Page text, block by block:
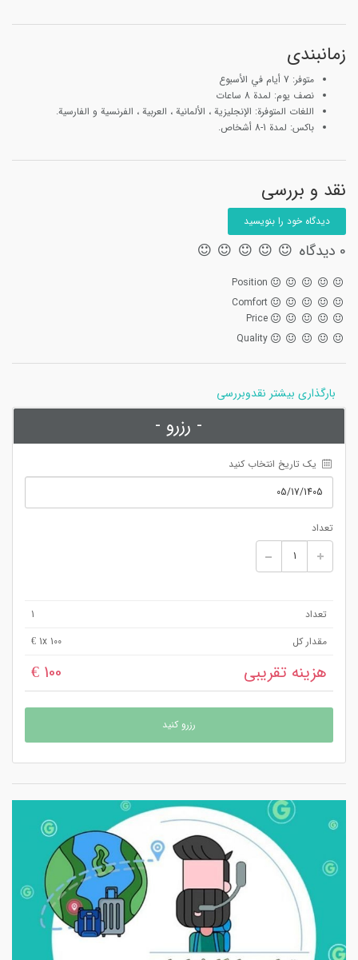
زمانبندی
متوفر: 7 أيام في الأسبوع
نصف يوم: لمدة 8 ساعات
اللغات المتوفرة: الإنجليزية ، الألمانية ، العربية ، الفرنسیة و الفارسية.
باكس: لمدة 1-8 أشخاص.
نقد و بررسی
دیدگاه خود را بنویسید
0 دیدگاه
Position
Comfort
Price
Quality
بارگذاری بیشتر نقدوبررسی
- رزرو -
یک تاریخ انتخاب کنید
تعداد
تعداد
1
مقدار کل
1x 100 €
هزینه تقریبی 100 €
رزرو کنید